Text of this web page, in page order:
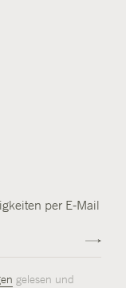
per E-Mail
gelesen und